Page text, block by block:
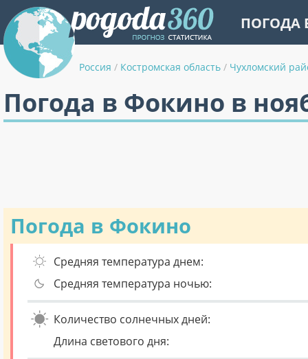
ПОГОДА
Россия / Костромская область / Чухломский
Погода в Фокино в
Погода в Фокино
Средняя температура днем:
Средняя температура ночью:
Количество солнечных дней:
Длина светового дня: